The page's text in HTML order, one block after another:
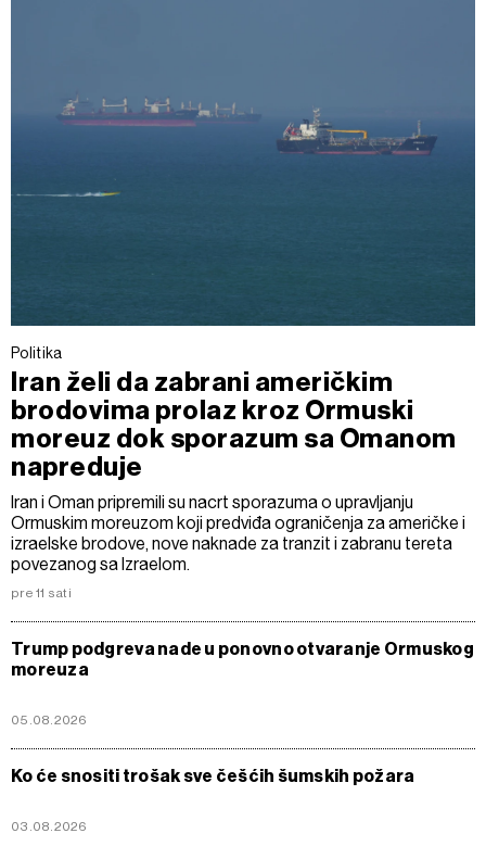
Politika
Iran želi da zabrani američkim
brodovima prolaz kroz Ormuski
moreuz dok sporazum sa Omanom
napreduje
Iran i Oman pripremili su nacrt sporazuma o upravljanju
Ormuskim moreuzom koji predviđa ograničenja za američke i
izraelske brodove, nove naknade za tranzit i zabranu tereta
povezanog sa Izraelom.
pre 11 sati
Trump podgreva nade u ponovno otvaranje Ormuskog
moreuza
05.08.2026
Ko će snositi trošak sve češćih šumskih požara
03.08.2026